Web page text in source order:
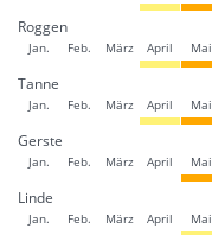
Roggen
Jan. Feb. März April Mai
Tanne
Jan. Feb. März April Mai
Gerste
Jan. Feb. März April Mai
Linde
Jan. Feb. März April Mai